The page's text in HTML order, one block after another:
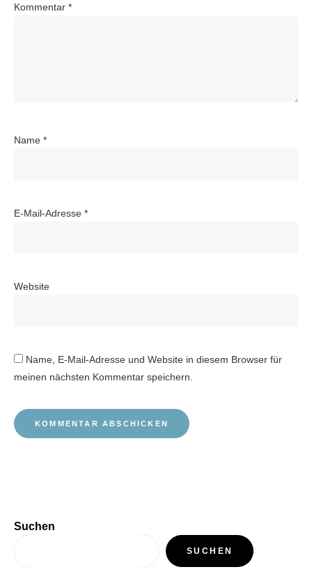
Kommentar *
Name *
E-Mail-Adresse *
Website
Name, E-Mail-Adresse und Website in diesem Browser für
meinen nächsten Kommentar speichern.
Suchen
SUCHEN